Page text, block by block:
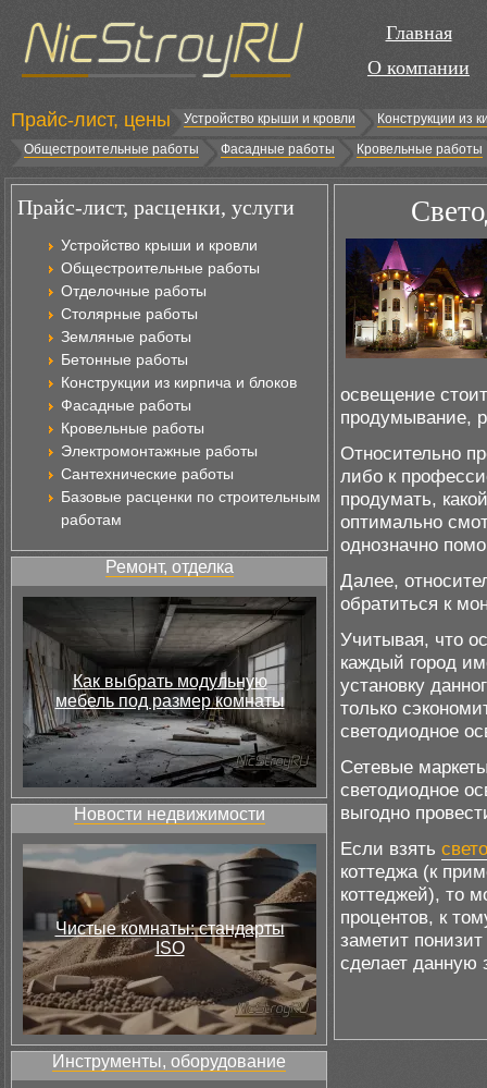
Главная
О компании
Прайс-лист, цены Устройство крыши и кровли
Конструкции из
Общестроительные работы
Фасадные работы Кровельные работы
Прайс-лист, расценки, услуги
Устройство крыши и кровли
Общестроительные работы
Отделочные работы
Столярные работы
Земляные работы
Бетонные работы
Конструкции из кирпича и блоков
Фасадные работы
Кровельные работы
Электромонтажные работы
Сантехнические работы
Базовые расценки по строительным
работам
Ремонт, отделка
Как выбрать модульную
мебель под размер комнаты
Новости недвижимости
Чистые комнаты: стандарты
ISO
Инструменты, оборудование
освещение
продумывание,
Относительно
либо к
продумать,
оптимально
однозначно
Далее,
обратиться к
Учитывая, что
каждый город
установку
только
светодиодное
Сетевые
светодиодное
выгодно
Если взять
коттеджа (к
коттеджей), то
процентов, к
заметит
сделает данную